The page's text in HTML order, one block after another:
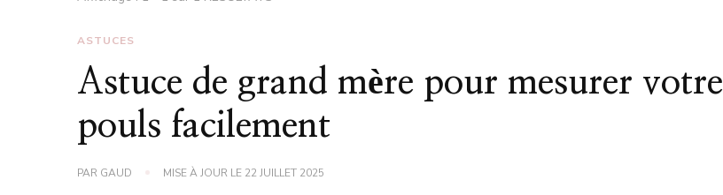
ASTUCES
Astuce de grand mère pour mesurer votre
pouls facilement
PAR GAUD MISE À JOUR LE 22 JUILLET 2025